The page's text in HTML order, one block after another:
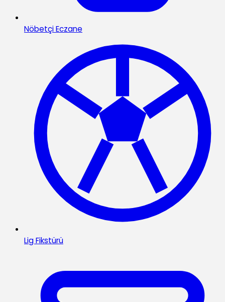
Nöbetçi Eczane
Lig Fikstürü